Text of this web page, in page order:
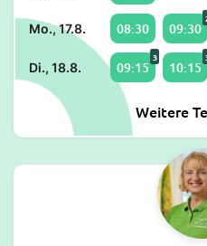
Mo., 17.8. 08:30 09:30
Di., 18.8. 09:15
3
10:15
Weitere